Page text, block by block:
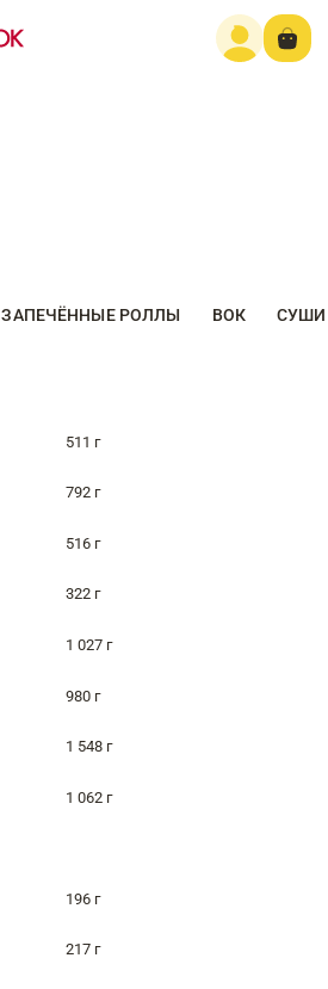
ЗАПЕЧЁННЫЕ РОЛЛЫ ВОК СУШИ
511 г
792 г
516 г
322 г
1 027 г
980 г
1 548 г
1 062 г
196 г
217 г